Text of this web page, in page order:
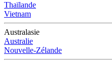
Thaïlande
Vietnam
Australasie
Australie
Nouvelle-Zélande